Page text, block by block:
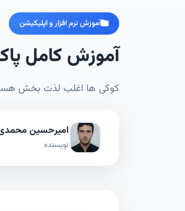
آموزش نرم افزار و اپلیکیشن
آموزش کامل
کوکی ها اغلب لذت بخش
امیرحسین
نویسنده